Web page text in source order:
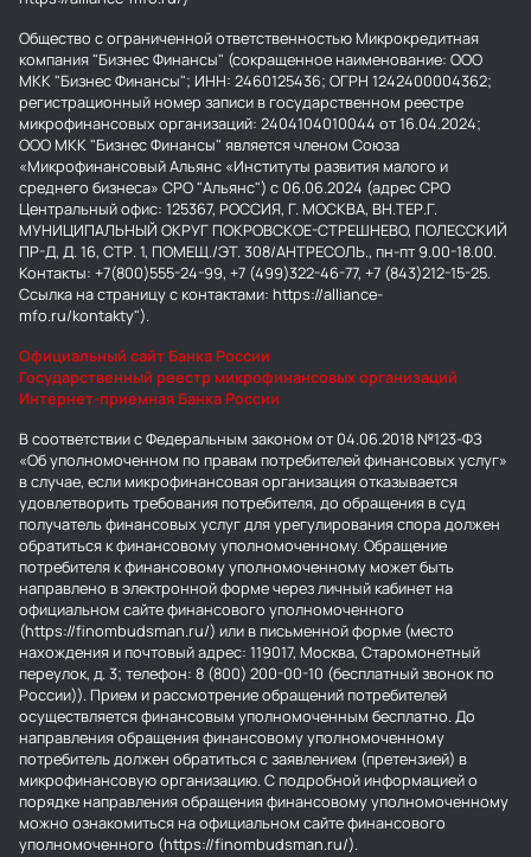
Общество с ограниченной ответственностью Микрокредитная
компания "Бизнес Финансы" (сокращенное наименование: ООО
МКК "Бизнес Финансы"; ИНН: 2460125436; ОГРН 1242400004362;
регистрационный номер записи в государственном реестре
микрофинансовых организаций: 2404104010044 от 16.04.2024;
ООО МКК "Бизнес Финансы" является членом Союза
«Микрофинансовый Альянс «Институты развития малого и
среднего бизнеса» СРО "Альянс") с 06.06.2024 (адрес СРО
Центральный офис: 125367, РОССИЯ, Г. МОСКВА, ВН.ТЕР.Г.
МУНИЦИПАЛЬНЫЙ ОКРУГ ПОКРОВСКОЕ-СТРЕШНЕВО, ПОЛЕССКИЙ
ПР-Д, Д. 16, СТР. 1, ПОМЕЩ./ЭТ. 308/АНТРЕСОЛЬ., пн-пт 9.00-18.00.
Контакты: +7(800)555-24-99, +7 (499)322-46-77, +7 (843)212-15-25.
Ссылка на страницу с контактами: https://alliance-
mfo.ru/kontakty").
Официальный сайт Банка России
Государственный реестр микрофинансовых организаций
Интернет-приемная Банка России
В соответствии с Федеральным законом от 04.06.2018 №123-ФЗ
«Об уполномоченном по правам потребителей финансовых услуг»
в случае, если микрофинансовая организация отказывается
удовлетворить требования потребителя, до обращения в суд
получатель финансовых услуг для урегулирования спора должен
обратиться к финансовому уполномоченному. Обращение
потребителя к финансовому уполномоченному может быть
направлено в электронной форме через личный кабинет на
официальном сайте финансового уполномоченного
(https://finombudsman.ru/) или в письменной форме (место
нахождения и почтовый адрес: 119017, Москва, Старомонетный
переулок, д. 3; телефон: 8 (800) 200-00-10 (бесплатный звонок по
России)). Прием и рассмотрение обращений потребителей
осуществляется финансовым уполномоченным бесплатно. До
направления обращения финансовому уполномоченному
потребитель должен обратиться с заявлением (претензией) в
микрофинансовую организацию. С подробной информацией о
порядке направления обращения финансовому уполномоченному
можно ознакомиться на официальном сайте финансового
уполномоченного (https://finombudsman.ru/).